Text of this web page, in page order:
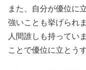
また、自分が優位に
強いことも挙げられ
人間誰しも持ってい
ことで優位に立とう